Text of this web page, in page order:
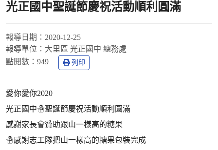
光正國中聖誕節慶祝活動順利圓滿
報導日期： 2020-12-25
報導單位： 大里區 光正國中 總務處
點閱數： 949 列印
愛你愛你2020
光正國中☃聖誕節慶祝活動順利圓滿
感謝家長會贊助跟山一樣高的糖果
☃感謝志工隊把山一樣高的糖果包裝完成